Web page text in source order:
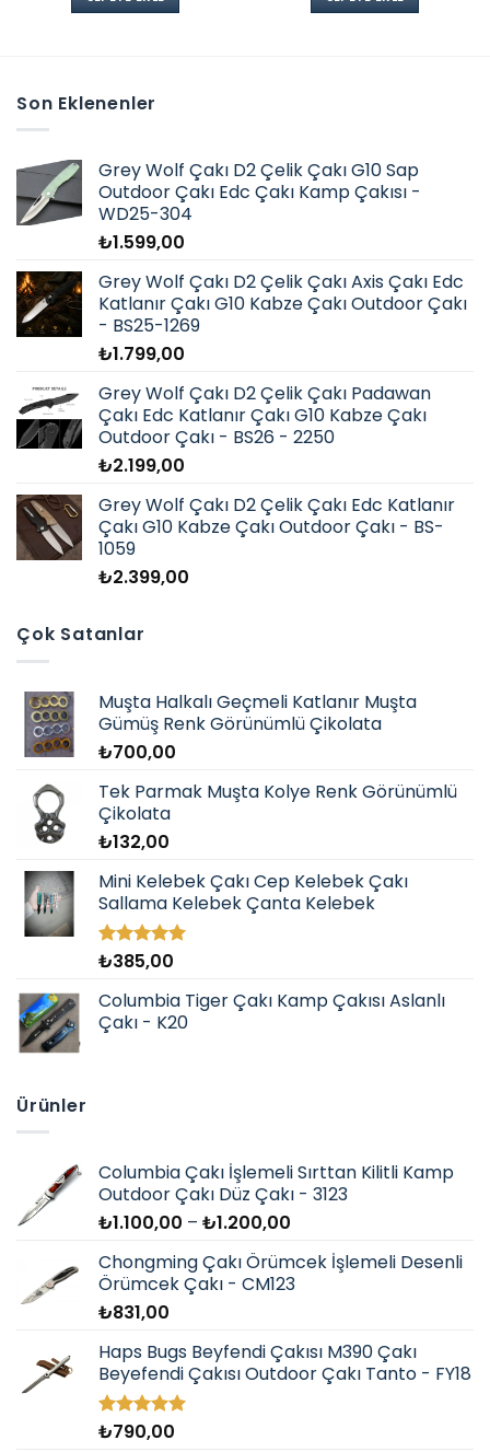
Son Eklenenler
Grey Wolf Çakı D2 Çelik Çakı G10 Sap
Outdoor Çakı Edc Çakı Kamp Çakısı -
WD25-304
₺1.599,00
Grey Wolf Çakı D2 Çelik Çakı Axis Çakı Edc
Katlanır Çakı G10 Kabze Çakı Outdoor Çakı
- BS25-1269
₺1.799,00
Grey Wolf Çakı D2 Çelik Çakı Padawan
Çakı Edc Katlanır Çakı G10 Kabze Çakı
Outdoor Çakı - BS26 - 2250
₺2.199,00
Grey Wolf Çakı D2 Çelik Çakı Edc Katlanır
Çakı G10 Kabze Çakı Outdoor Çakı - BS-
1059
₺2.399,00
Çok Satanlar
Muşta Halkalı Geçmeli Katlanır Muşta
Gümüş Renk Görünümlü Çikolata
₺700,00
Tek Parmak Muşta Kolye Renk Görünümlü
Çikolata
₺132,00
Mini Kelebek Çakı Cep Kelebek Çakı
Sallama Kelebek Çanta Kelebek
5 üzerinden
aldı
₺385,00
Columbia Tiger Çakı Kamp Çakısı Aslanlı
Çakı - K20
Ürünler
Columbia Çakı İşlemeli Sırttan Kilitli Kamp
Outdoor Çakı Düz Çakı - 3123
₺1.100,00 – ₺1.200,00
₺1.100,00
-
Chongming Çakı Örümcek İşlemeli Desenli
Örümcek Çakı - CM123
₺831,00
Haps Bugs Beyfendi Çakısı M390 Çakı
Beyefendi Çakısı Outdoor Çakı Tanto - FY18
5 üzerinden
₺790,00